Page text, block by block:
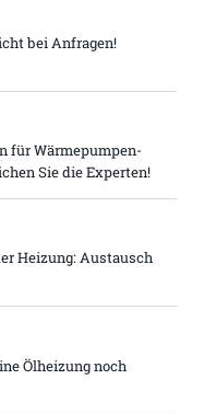
bei Anfragen!
für Wärmepumpen-
Sie die Experten!
Heizung: Austausch
Ölheizung noch